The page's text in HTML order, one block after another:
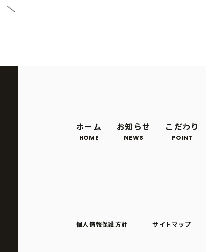
ホーム
HOME
お知らせ
NEWS
こだわり
POINT
個人情報保護方針 サイトマップ